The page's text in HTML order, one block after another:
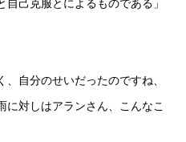
己克服とによるものである」
自分のせいだったのですね、
に対しはアランさん、こんなこ